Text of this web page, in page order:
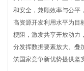
和安全，兼顾效率与公平
高资源开发利用水平为目
梗阻，激发共享开放动力
分发挥数据要素放大、叠
筑国家竞争新优势提供坚